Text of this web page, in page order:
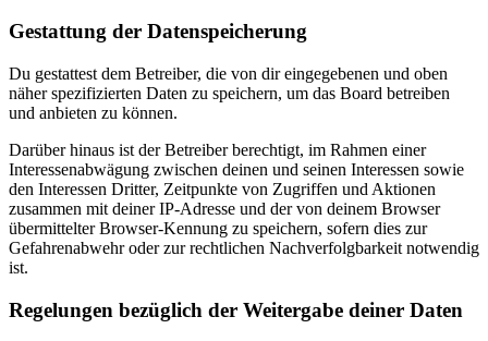
Gestattung der Datenspeicherung
Du gestattest dem Betreiber, die von dir eingegebenen und oben
näher spezifizierten Daten zu speichern, um das Board betreiben
und anbieten zu können.
Darüber hinaus ist der Betreiber berechtigt, im Rahmen einer
Interessenabwägung zwischen deinen und seinen Interessen sowie
den Interessen Dritter, Zeitpunkte von Zugriffen und Aktionen
zusammen mit deiner IP-Adresse und der von deinem Browser
übermittelter Browser-Kennung zu speichern, sofern dies zur
Gefahrenabwehr oder zur rechtlichen Nachverfolgbarkeit notwendig
ist.
Regelungen bezüglich der Weitergabe deiner Daten